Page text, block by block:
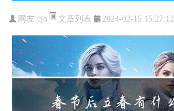
网友:cjh 文章列表 2024-02-15 15:27:12